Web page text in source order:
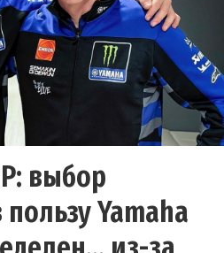
выбор
Yamaha